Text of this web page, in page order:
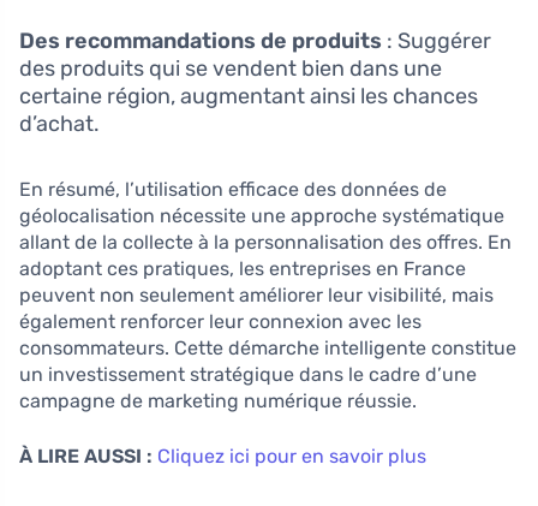
Des recommandations de produits : Suggérer
des produits qui se vendent bien dans une
certaine région, augmentant ainsi les chances
d’achat.
En résumé, l’utilisation efficace des données de
géolocalisation nécessite une approche systématique
allant de la collecte à la personnalisation des offres. En
adoptant ces pratiques, les entreprises en France
peuvent non seulement améliorer leur visibilité, mais
également renforcer leur connexion avec les
consommateurs. Cette démarche intelligente constitue
un investissement stratégique dans le cadre d’une
campagne de marketing numérique réussie.
À LIRE AUSSI : Cliquez ici pour en savoir plus